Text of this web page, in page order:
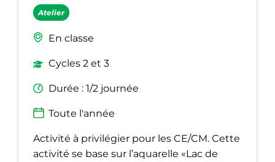
Atelier
En classe
Cycles 2 et 3
Durée : 1/2 journée
Toute l'année
Activité à privilégier pour les CE/CM. Cette
activité se base sur l’aquarelle «Lac de